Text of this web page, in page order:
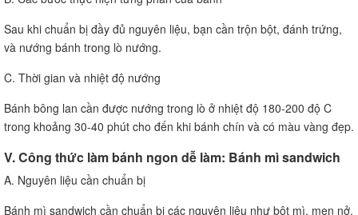
Sau khi chuẩn bị đầy đủ nguyên liệu, bạn cần trộn bột, đánh trứng,
và nướng bánh trong lò nướng.
C. Thời gian và nhiệt độ nướng
Bánh bông lan cần được nướng trong lò ở nhiệt độ 180-200 độ C
trong khoảng 30-40 phút cho đến khi bánh chín và có màu vàng đẹp.
V. Công thức làm bánh ngon dễ làm: Bánh mì sandwich
A. Nguyên liệu cần chuẩn bị
Bánh mì sandwich cần chuẩn bị các nguyên liệu như bột mì, men nở,